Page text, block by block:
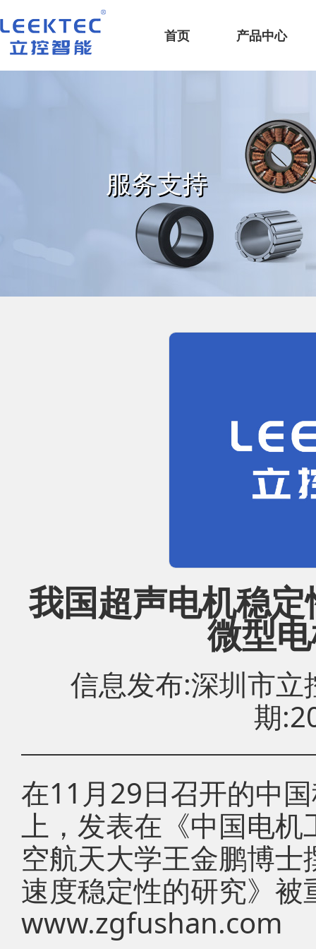
深圳市立控智能科技有限公司
首页
产品中心
服务支持
我国超声电机稳
微型
信息发布:深圳市
期
在11月29日召开的中
上，发表在《中国电
空航天大学王金鹏博
速度稳定性的研究》被
www.zgfushan.com